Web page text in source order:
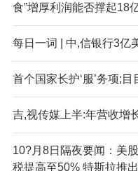
食”增厚利润能否撑起18
每日一词 | 中,信银行3亿
首个国家长护‘服’务项;目
吉,视传媒上半:年营收增
10?月8日隔夜要闻：美
税提高至50% 特斯拉推